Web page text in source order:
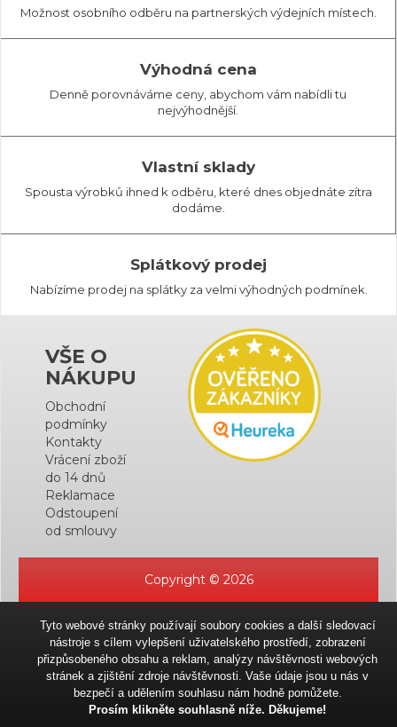
Možnost osobního odběru na partnerských výdejních místech.
Výhodná cena
Denně porovnáváme ceny, abychom vám nabídli tu
nejvýhodnější.
Vlastní sklady
Spousta výrobků ihned k odběru, které dnes objednáte zítra
dodáme.
Splátkový prodej
Nabízíme prodej na splátky za velmi výhodných podmínek.
VŠE O
NÁKUPU
Obchodní
podmínky
Kontakty
Vrácení zboží
do 14 dnů
Reklamace
Odstoupení
od smlouvy
Copyright © 2026
Tyto webové stránky používají soubory cookies a další sledovací
nástroje s cílem vylepšení uživatelského prostředí, zobrazení
přizpůsobeného obsahu a reklam, analýzy návštěvnosti webových
stránek a zjištění zdroje návštěvnosti. Vaše údaje jsou u nás v
bezpečí a udělením souhlasu nám hodně pomůžete.
Prosím klikněte souhlasně níže. Děkujeme!